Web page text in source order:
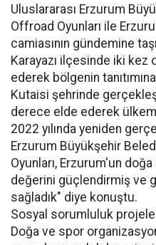
Uluslararası Erzurum
Offroad Oyunları ile
camiasının gündemine
Karayazı ilçesinde iki kez
ederek bölgenin
Kutaisi şehrinde
derece elde ederek
2022 yılında yeniden
Erzurum Büyükşehir
Oyunları, Erzurum'un
değerini güçlendirmiş ve
sağladık" diye konuştu.
Sosyal sorumluluk
Doğa ve spor